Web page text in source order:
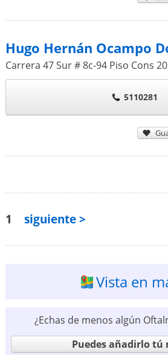
Hugo Hernán Ocampo
Carrera 47 Sur # 8c-94 Piso Cons
5110281
1 siguiente >
Vista en
¿Echas de menos algún
Puedes añadirlo tú